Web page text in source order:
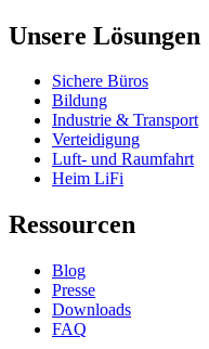
Unsere Lösungen
Sichere Büros
Bildung
Industrie & Transport
Verteidigung
Luft- und Raumfahrt
Heim LiFi
Ressourcen
Blog
Presse
Downloads
FAQ